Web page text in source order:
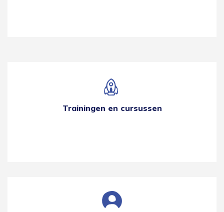
Trainingen en cursussen